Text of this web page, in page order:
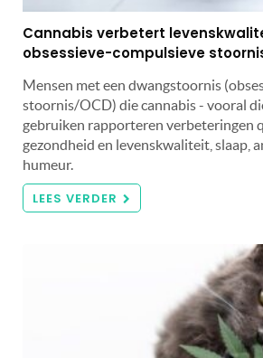
Cannabis verbetert
obsessieve-compulsieve
Mensen met een dwangstoornis
stoornis/OCD) die cannabis - vooral
gebruiken rapporteren verbeteringen
gezondheid en levenskwaliteit, slaap,
humeur.
LEES VERDER